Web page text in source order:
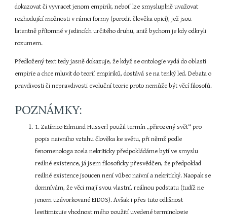
dokazovat či vyvracet jenom empirik, neboť lze smysluplně uvažovat
rozhodující možnosti v rámci formy (porodit člověka opicí), jež jsou
latentně přítomné v jedincích určitého druhu, aniž bychom je kdy odkryli
rozumem.
Předložený text tedy jasně dokazuje, že když se ontologie vydá do oblasti
empirie a chce mluvit do teorií empiriků, dostává se na tenký led. Debata o
pravdivosti či nepravdivosti evoluční teorie proto nemůže být věcí filosofů.
POZNÁMKY:
1. Zatímco Edmund Husserl použil termín „přirozený svět“ pro
popis naivního vztahu člověka ke světu, při němž podle
fenomenologa zcela nekriticky předpokládáme bytí ve smyslu
reálné existence, já jsem filosoficky přesvědčen, že předpoklad
reálné existence jsoucen není vůbec naivní a nekritický. Naopak se
domnívám, že věci mají svou vlastní, reálnou podstatu (tudíž ne
jenom uzávorkované EIDOS). Avšak i přes tuto odlišnost
legitimizuje vhodnost mého použití uvedené terminologie